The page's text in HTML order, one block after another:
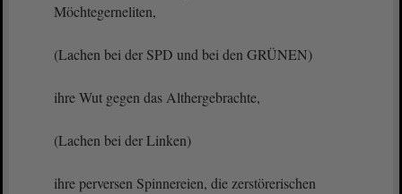
Möchtegerneliten,
(Lachen bei der SPD und bei den GRÜNEN)
ihre Wut gegen das Althergebrachte,
(Lachen bei der Linken)
ihre perversen Spinnereien, die zerstörerischen